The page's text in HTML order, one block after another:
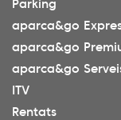
Parking
aparca&go
aparca&go
aparca&go
ITV
Rentats